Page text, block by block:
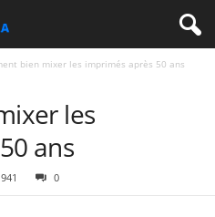
bien mixer les imprimés après 50 ans
les
ans
0